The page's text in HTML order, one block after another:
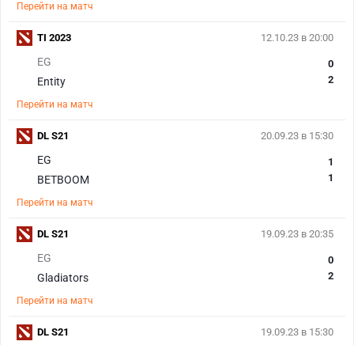
Перейти на матч
12.10.23 в 20:00
EG
Entity
0
2
Перейти на матч
TI 2023
20.09.23 в 15:30
EG
BETBOOM
1
1
Перейти на матч
DL S21
19.09.23 в 20:35
EG
Gladiators
0
2
Перейти на матч
DL S21
19.09.23 в 15:30
DL S21